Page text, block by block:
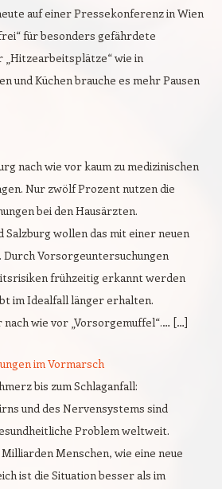
auf einer Pressekonferenz in Wien
für besonders gefährdete
„Hitzearbeitsplätze“ wie in
und Küchen brauche es mehr Pausen
nach wie vor kaum zu medizinischen
Nur zwölf Prozent nutzen die
bei den Hausärzten.
wollen das mit einer neuen
Vorsorgeuntersuchungen
frühzeitig erkannt werden
im Idealfall länger erhalten.
wie vor „Vorsorgemuffel“.… […]
im Vormarsch
bis zum Schlaganfall:
und des Nervensystems sind
Problem weltweit.
Menschen, wie eine neue
ist die Situation besser als im